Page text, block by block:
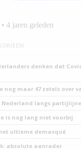
denken dat
nog maar 47 zetels over
Nederland langs
is nog lang niet voorbij
ultieme demasqué
absolute aanrader